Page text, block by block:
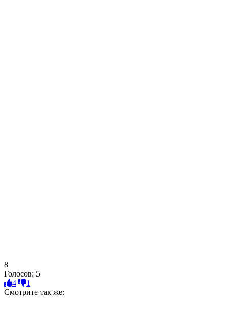
8
Голосов: 5
4
1
Смотрите так же: